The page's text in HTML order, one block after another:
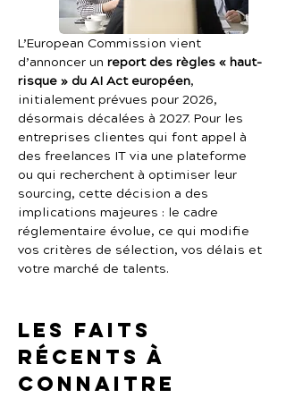
L’European Commission vient
d’annoncer un report des règles « haut-
risque » du AI Act européen,
initialement prévues pour 2026,
désormais décalées à 2027. Pour les
entreprises clientes qui font appel à
des freelances IT via une plateforme
ou qui recherchent à optimiser leur
sourcing, cette décision a des
implications majeures : le cadre
réglementaire évolue, ce qui modifie
vos critères de sélection, vos délais et
votre marché de talents.
Les faits
récents à
connaitre